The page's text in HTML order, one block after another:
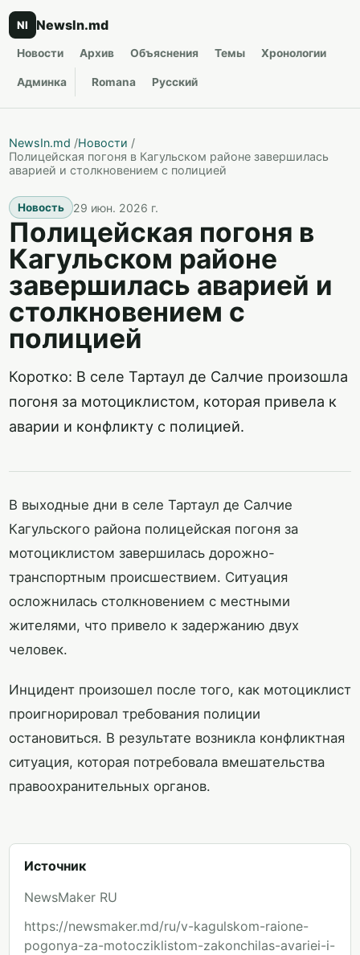
NI NewsIn.md
Новости Архив Объяснения Темы Хронологии
Админка Romana Русский
NewsIn.md /Новости /
Полицейская погоня в Кагульском районе завершилась
аварией и столкновением с полицией
Новость 29 июн. 2026 г.
Полицейская погоня в
Кагульском районе
завершилась аварией и
столкновением с
полицией
Коротко: В селе Тартаул де Салчие произошла
погоня за мотоциклистом, которая привела к
аварии и конфликту с полицией.
В выходные дни в селе Тартаул де Салчие
Кагульского района полицейская погоня за
мотоциклистом завершилась дорожно-
транспортным происшествием. Ситуация
осложнилась столкновением с местными
жителями, что привело к задержанию двух
человек.
Инцидент произошел после того, как мотоциклист
проигнорировал требования полиции
остановиться. В результате возникла конфликтная
ситуация, которая потребовала вмешательства
правоохранительных органов.
Источник
NewsMaker RU
https://newsmaker.md/ru/v-kagulskom-raione-
pogonya-za-motocziklistom-zakonchilas-avariei-i-